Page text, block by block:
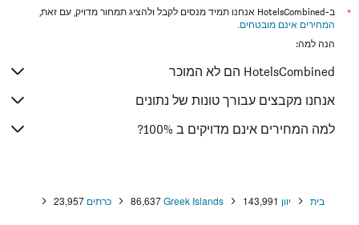
*
ב-HotelsCombined אנחנו תמיד מנסים לקבל ולהציג תמחור מדויק, עם זאת,
המחירים אינם מובטחים.
הנה למה:
HotelsCombined הם לא המוכר
אנחנו מקבצים עבורך טונות של נתונים
למה המחירים אינם מדויקים ב 100%?
בית יוון 143,991
Greek Islands
86,637 כרתים 23,957